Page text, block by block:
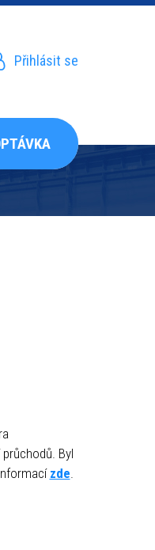
Přihlásit se
Byl
zde.